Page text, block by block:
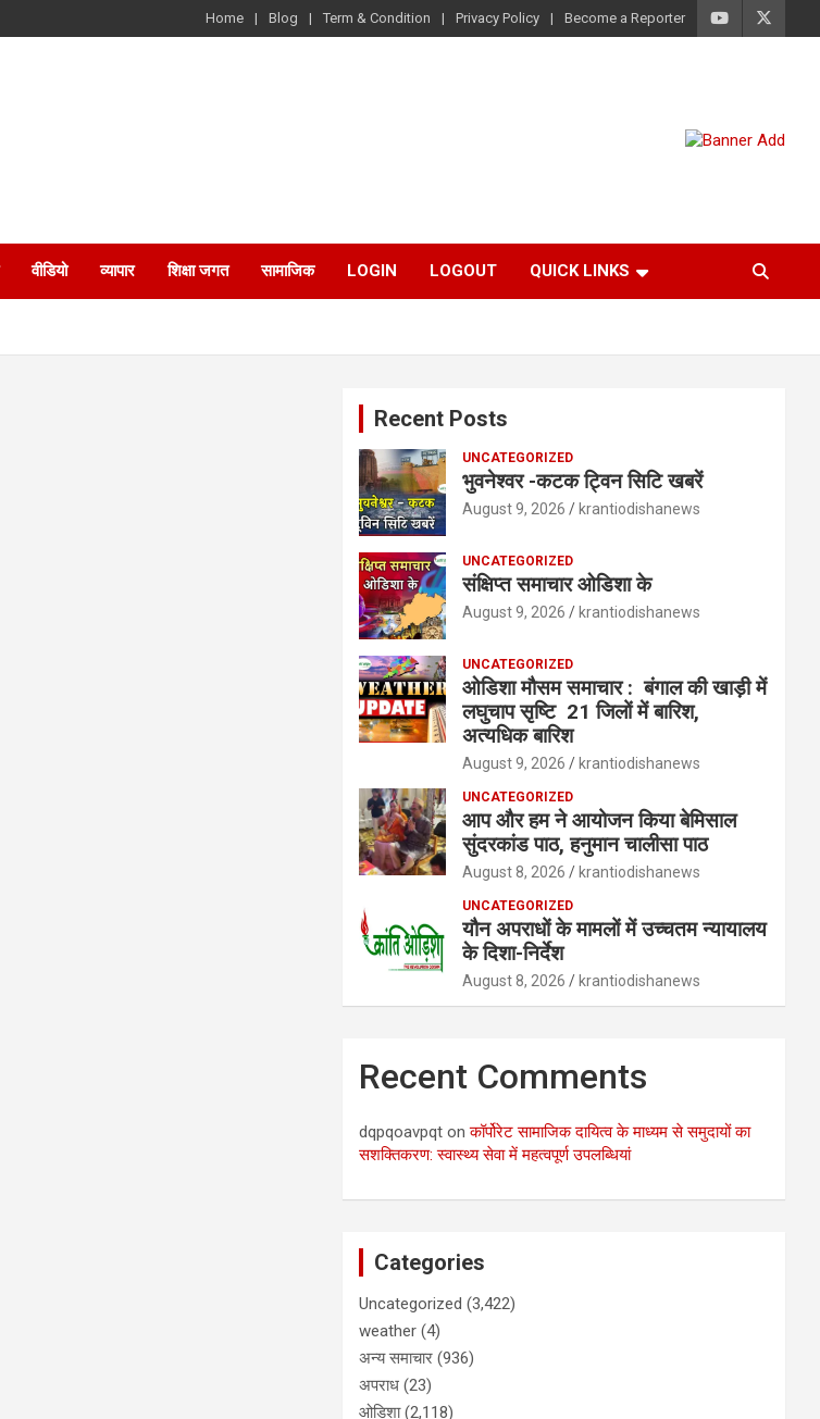
Home Blog Term & Condition Privacy Policy Become a Reporter
वीडियो व्यापार शिक्षा जगत सामाजिक LOGIN LOGOUT QUICK LINKS
Recent Posts
UNCATEGORIZED
भुवनेश्वर -कटक ट्विन सिटि खबरें
August 9, 2026 krantiodishanews
UNCATEGORIZED
संक्षिप्त समाचार ओडिशा के
August 9, 2026 krantiodishanews
UNCATEGORIZED
ओडिशा मौसम समाचार : बंगाल की खाड़ी में
लघुचाप सृष्टि 21 जिलों में बारिश,
अत्यधिक बारिश
August 9, 2026 krantiodishanews
UNCATEGORIZED
आप और हम ने आयोजन किया बेमिसाल
सुंदरकांड पाठ, हनुमान चालीसा पाठ
August 8, 2026 krantiodishanews
UNCATEGORIZED
यौन अपराधों के मामलों में उच्चतम न्यायालय
के दिशा-निर्देश
August 8, 2026 krantiodishanews
Recent Comments
dqpqoavpqt onकॉर्पोरेट सामाजिक दायित्व के माध्यम से समुदायों का
सशक्तिकरण: स्वास्थ्य सेवा में महत्वपूर्ण उपलब्धियां
Categories
Uncategorized (3,422)
weather (4)
अन्य समाचार (936)
अपराध (23)
ओडिशा(2,118)